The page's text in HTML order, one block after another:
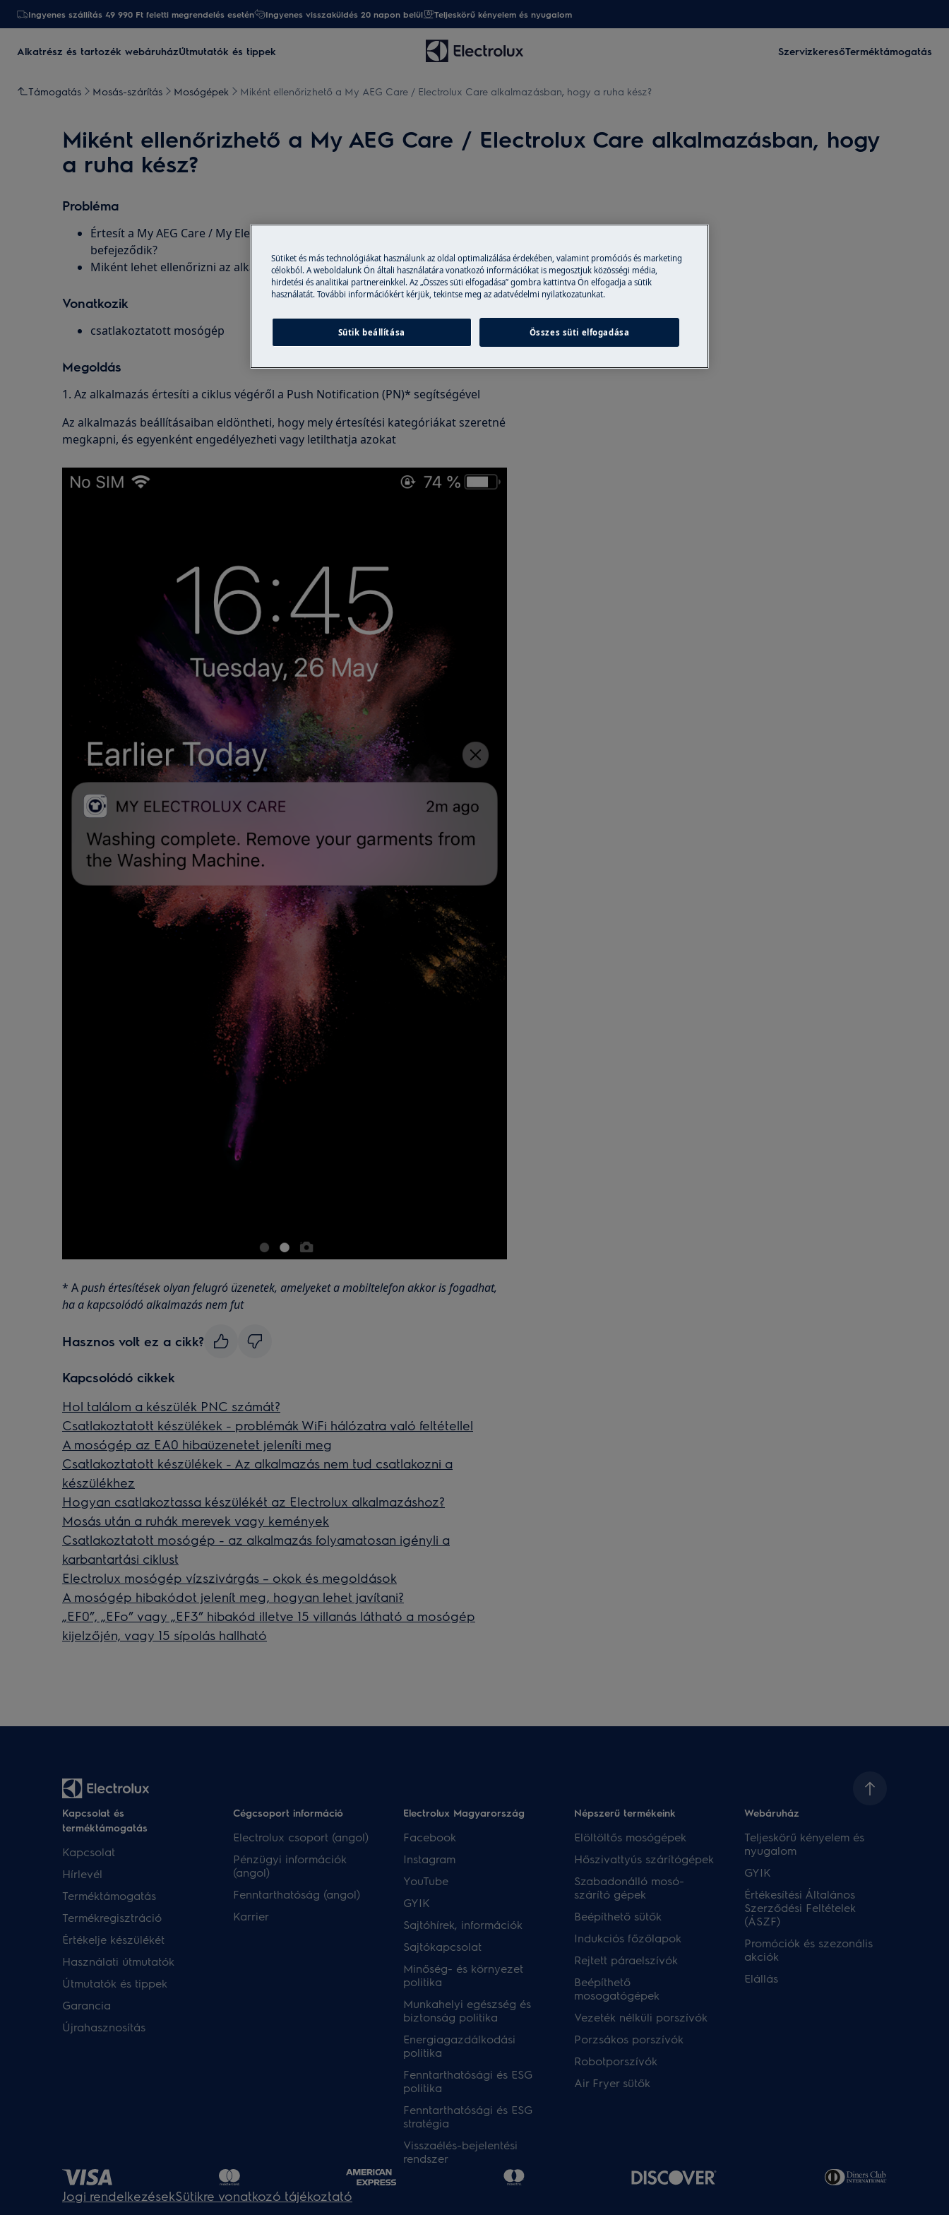
Ingyenes szállítás 49 990 Ft feletti megrendelés esetén Ingyenes visszaküldés 20 napon belül Teljeskörű kényelem és nyugalom
Alkatrész és tartozék webáruházÚtmutatók és tippek SzervizkeresőTerméktámogatás
Támogatás Mosás-szárítás Mosógépek Miként ellenőrizhető a My AEG Care / Electrolux Care alkalmazásban, hogy a ruha kész?
Miként ellenőrizhető a My AEG Care / Electrolux Care alkalmazásban, hogy
a ruha kész?
Probléma
Értesít a My AEG Care / My Electrolux Care alkalmazás, amikor a program
befejeződik?
Miként lehet ellenőrizni az alkalmazásban, hogy a ruha kész?
Vonatkozik
csatlakoztatott mosógép
Megoldás
1. Az alkalmazás értesíti a ciklus végéről a Push Notification (PN)* segítségével
Az alkalmazás beállításaiban eldöntheti, hogy mely értesítési kategóriákat szeretné
megkapni, és egyenként engedélyezheti vagy letilthatja azokat
* Apush értesítések olyan felugró üzenetek, amelyeket a mobiltelefon akkor is fogadhat,
ha a kapcsolódó alkalmazás nem fut
Hasznos volt ez a cikk?
Kapcsolódó cikkek
Hol találom a készülék PNC számát?
Csatlakoztatott készülékek - problémák WiFi hálózatra való feltétellel
A mosógép az EA0 hibaüzenetet jeleníti meg
Csatlakoztatott készülékek - Az alkalmazás nem tud csatlakozni a
készülékhez
Hogyan csatlakoztassa készülékét az Electrolux alkalmazáshoz?
Mosás után a ruhák merevek vagy kemények
Csatlakoztatott mosógép - az alkalmazás folyamatosan igényli a
karbantartási ciklust
Electrolux mosógép vízszivárgás – okok és megoldások
A mosógép hibakódot jelenít meg, hogyan lehet javítani?
„EF0”, „EFo” vagy „EF3” hibakód illetve 15 villanás látható a mosógép
kijelzőjén, vagy 15 sípolás hallható
Kapcsolat és
terméktámogatás
Kapcsolat
Hírlevél
Terméktámogatás
Termékregisztráció
Értékelje készülékét
Használati útmutatók
Útmutatók és tippek
Garancia
Újrahasznosítás
Cégcsoport információ
Electrolux csoport (angol)
Pénzügyi információk
(angol)
Fenntarthatóság (angol)
Karrier
Electrolux Magyarország
Facebook
Instagram
YouTube
GYIK
Sajtóhírek, információk
Sajtókapcsolat
Minőség- és környezet
politika
Munkahelyi egészség és
biztonság politika
Energiagazdálkodási
politika
Fenntarthatósági és ESG
politika
Fenntarthatósági és ESG
stratégia
Visszaélés-bejelentési
rendszer
Népszerű termékeink
Elöltöltős mosógépek
Hőszivattyús szárítógépek
Szabadonálló mosó-
szárító gépek
Beépíthető sütők
Indukciós főzőlapok
Rejtett páraelszívók
Beépíthető
mosogatógépek
Vezeték nélküli porszívók
Porzsákos porszívók
Robotporszívók
Air Fryer sütők
Webáruház​
Teljeskörű kényelem és
nyugalom
GYIK
Értékesítési Általános
Szerződési Feltételek
(ÁSZF)
Promóciók és szezonális
akciók
Elállás
Jogi rendelkezésekSütikre vonatkozó tájékoztató
Sütiket és más technológiákat használunk az oldal optimalizálása érdekében, valamint promóciós és marketing
célokból. A weboldalunk Ön általi használatára vonatkozó információkat is megosztjuk közösségi média,
hirdetési és analitikai partnereinkkel. Az „Összes süti elfogadása” gombra kattintva Ön elfogadja a sütik
használatát. További információkért kérjük, tekintse meg az adatvédelmi nyilatkozatunkat.
Sütik beállítása Összes süti elfogadása